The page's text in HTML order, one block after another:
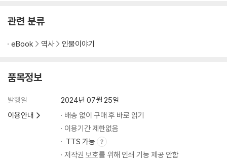
약지를 끊어 대한 독립을 맹세하다
뤼순 감옥으로
영웅의 마지막 순간
동양평화론
안중근 연보
관련 분류
eBook 역사 인물이야기
품목정보
발행일
2024년 07월 25일
이용안내
배송 없이 구매 후 바로 읽기
이용기간 제한없음
TTS 가능
저작권 보호를 위해 인쇄 기능 제공 안함